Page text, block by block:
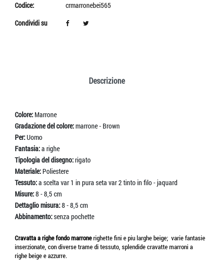
Codice:
crmarronebei565
Condividi su
Descrizione
Colore: Marrone
Gradazione del colore:marrone - Brown
Per:Uomo
Fantasia:a righe
Tipologia del disegno:rigato
Materiale: Poliestere
Tessuto:a scelta var 1 in pura seta var 2 tinto in filo - jaquard
Misure:8 - 8,5 cm
Dettaglio misura:8 - 8,5 cm
Abbinamento:senza pochette
Cravatta a righe fondo marronerighette fini e piu larghe beige; varie fantasie
inserzionate, con diverse trame di tessuto, splendide cravatte marroni a
righe beige e azzurre.